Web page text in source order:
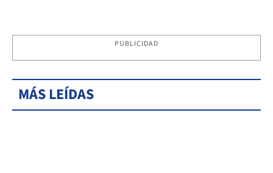
PUBLICIDAD
MÁS LEÍDAS